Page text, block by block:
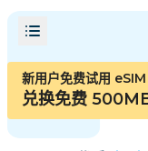
新用户免费试用 eSIM
兑换免费